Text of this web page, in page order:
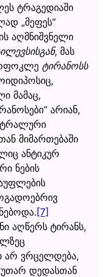
ტრაგედიაში
„მეფეს“
აღმნიშვნელი
, მას
ტირანოსს
მამაც,
არიან,
მიმართებაში
ანტიკურ
ნების
[7]
აღწერს ტირანს,
არ ვრცელდება,
დედასთან